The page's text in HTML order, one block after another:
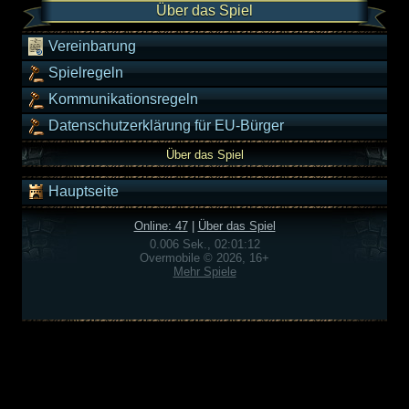
Über das Spiel
Vereinbarung
Spielregeln
Kommunikationsregeln
Datenschutzerklärung für EU-Bürger
Über das Spiel
Hauptseite
Online: 47| Über das Spiel
0.006 Sek., 02:01:12
Overmobile © 2026, 16+
Mehr Spiele